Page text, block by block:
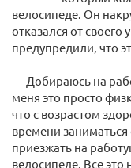
велосипеде. Он
отказался от своего
предупредили, что
— Добираюсь на
меня это просто
что с возрастом
времени
приезжать на
велосипеде. Все